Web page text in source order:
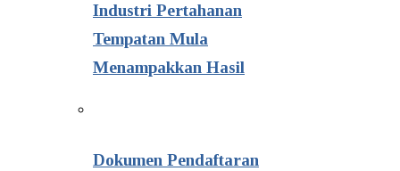
Industri Pertahanan
Tempatan Mula
Menampakkan Hasil
Dokumen Pendaftaran